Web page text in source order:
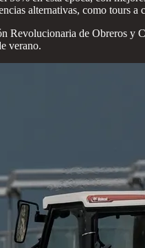
alternativas, como tours a
Revolucionaria de Obreros y
verano.